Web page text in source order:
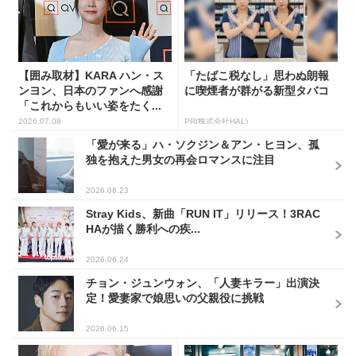
【囲み取材】KARA ハン・ス
ンヨン、日本のファンへ感謝
「これからもいい姿をたく...
2026.07.08
「たばこ税なし」思わぬ朗報
に喫煙者が群がる新型タバコ
PR(株式会社HAL)
「愛が来る」ハ・ソクジン＆アン・ヒヨン、孤
独を抱えた男女の再会ロマンスに注目
2026.06.23
Stray Kids、新曲「RUN IT」リリース！3RAC
HAが描く勝利への疾...
2026.06.24
チョン・ジュンウォン、「人妻キラー」出演決
定！愛妻家で娘思いの父親役に挑戦
2026.06.15